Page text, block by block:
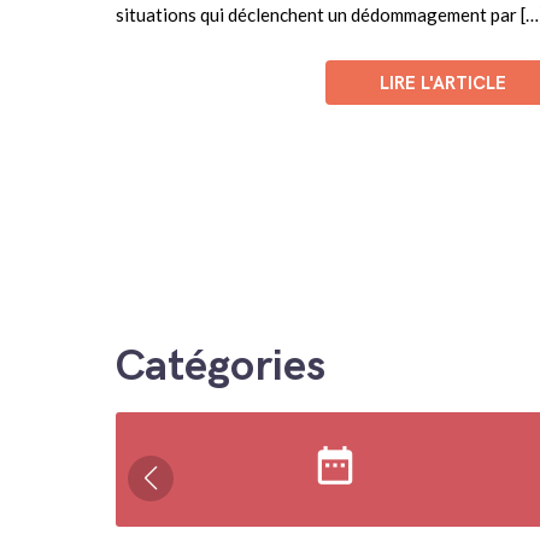
situations qui déclenchent un dédommagement par
LIRE L'ARTICLE
Catégories
date_range